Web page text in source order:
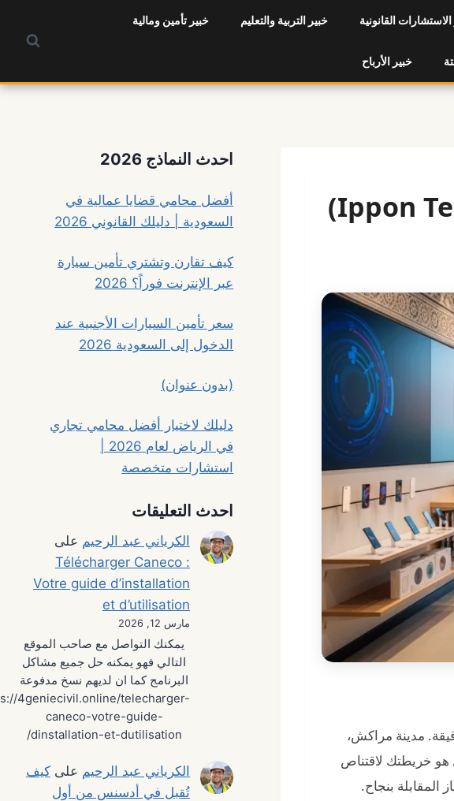
القانونية خبير التربية والتعليم خبير تأمين ومالية
خبير الأرباح
مدينة مراكش،
هو خريطتك لاقتناص
بنجاح.
احدث النماذج 2026
أفضل محامي قضايا عمالية في
السعودية | دليلك القانوني 2026
كيف تقارن وتشتري تأمين سيارة
عبر الإنترنت فوراً؟ 2026
سعر تأمين السيارات الأجنبية عند
الدخول إلى السعودية 2026
(بدون عنوان)
دليلك لاختيار أفضل محامي تجاري
استشارات متخصصة
احدث التعليقات
الكرياني عبد الرحيم على
Télécharger Caneco :
Votre guide d’installation
et d’utilisation
مارس 12, 2026
يمكنك التواصل مع صاحب الموقع
التالي فهو يمكنه حل جميع مشاكل
البرنامج كما ان لديهم نسخ مدفوعة
4geniecivil.online/telecharger-
caneco-votre-guide-
dinstallation-et-dutilisation/
الكرياني عبد الرحيم علىكيف
تُقبل في أدسنس من أول